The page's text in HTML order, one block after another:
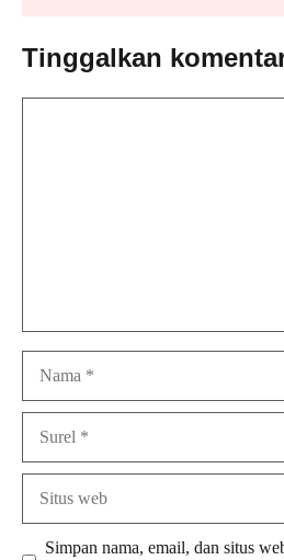
Tinggalkan
Simpan nama, email, dan situs